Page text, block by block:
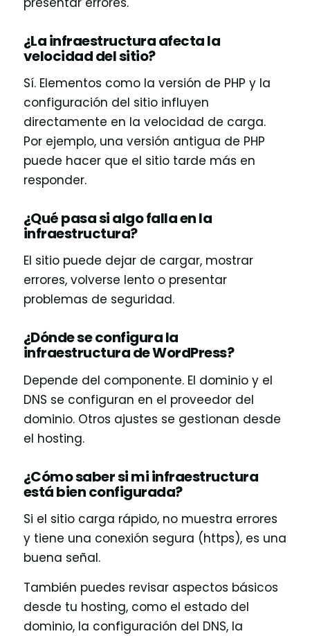
¿La infraestructura afecta la
velocidad del sitio?
Sí. Elementos como la versión de PHP y la
configuración del sitio influyen
directamente en la velocidad de carga.
Por ejemplo, una versión antigua de PHP
puede hacer que el sitio tarde más en
responder.
¿Qué pasa si algo falla en la
infraestructura?
El sitio puede dejar de cargar, mostrar
errores, volverse lento o presentar
problemas de seguridad.
¿Dónde se configura la
infraestructura de WordPress?
Depende del componente. El dominio y el
DNS se configuran en el proveedor del
dominio. Otros ajustes se gestionan desde
el hosting.
¿Cómo saber si mi infraestructura
está bien configurada?
Si el sitio carga rápido, no muestra errores
y tiene una conexión segura (https), es una
buena señal.
También puedes revisar aspectos básicos
desde tu hosting, como el estado del
dominio, la configuración del DNS, la